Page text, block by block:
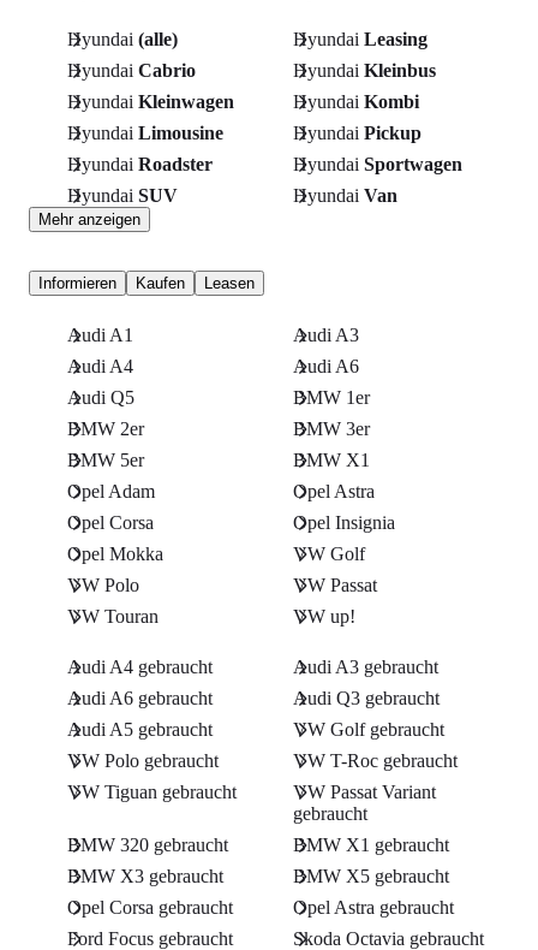
Hyundai (alle) Hyundai Leasing
Hyundai Cabrio Hyundai Kleinbus
Hyundai Kleinwagen Hyundai Kombi
Hyundai Limousine Hyundai Pickup
Hyundai Roadster Hyundai Sportwagen
Hyundai SUV Hyundai Van
Mehr anzeigen
Informieren Kaufen Leasen
Audi A1
Audi A3
Audi A4
Audi A6
Audi Q5
BMW 1er
BMW 2er
BMW 3er
BMW 5er
BMW X1
Opel Adam
Opel Astra
Opel Corsa
Opel Insignia
Opel Mokka
VW Golf
VW Polo
VW Passat
VW Touran
VW up!
Audi A4 gebraucht
Audi A3 gebraucht
Audi A6 gebraucht
Audi Q3 gebraucht
Audi A5 gebraucht
VW Golf gebraucht
VW Polo gebraucht
VW T-Roc gebraucht
VW Tiguan gebraucht
VW Passat Variant
gebraucht
BMW 320 gebraucht
BMW X1 gebraucht
BMW X3 gebraucht
BMW X5 gebraucht
Opel Corsa gebraucht
Opel Astra gebraucht
Ford Focus gebraucht
Skoda Octavia gebraucht